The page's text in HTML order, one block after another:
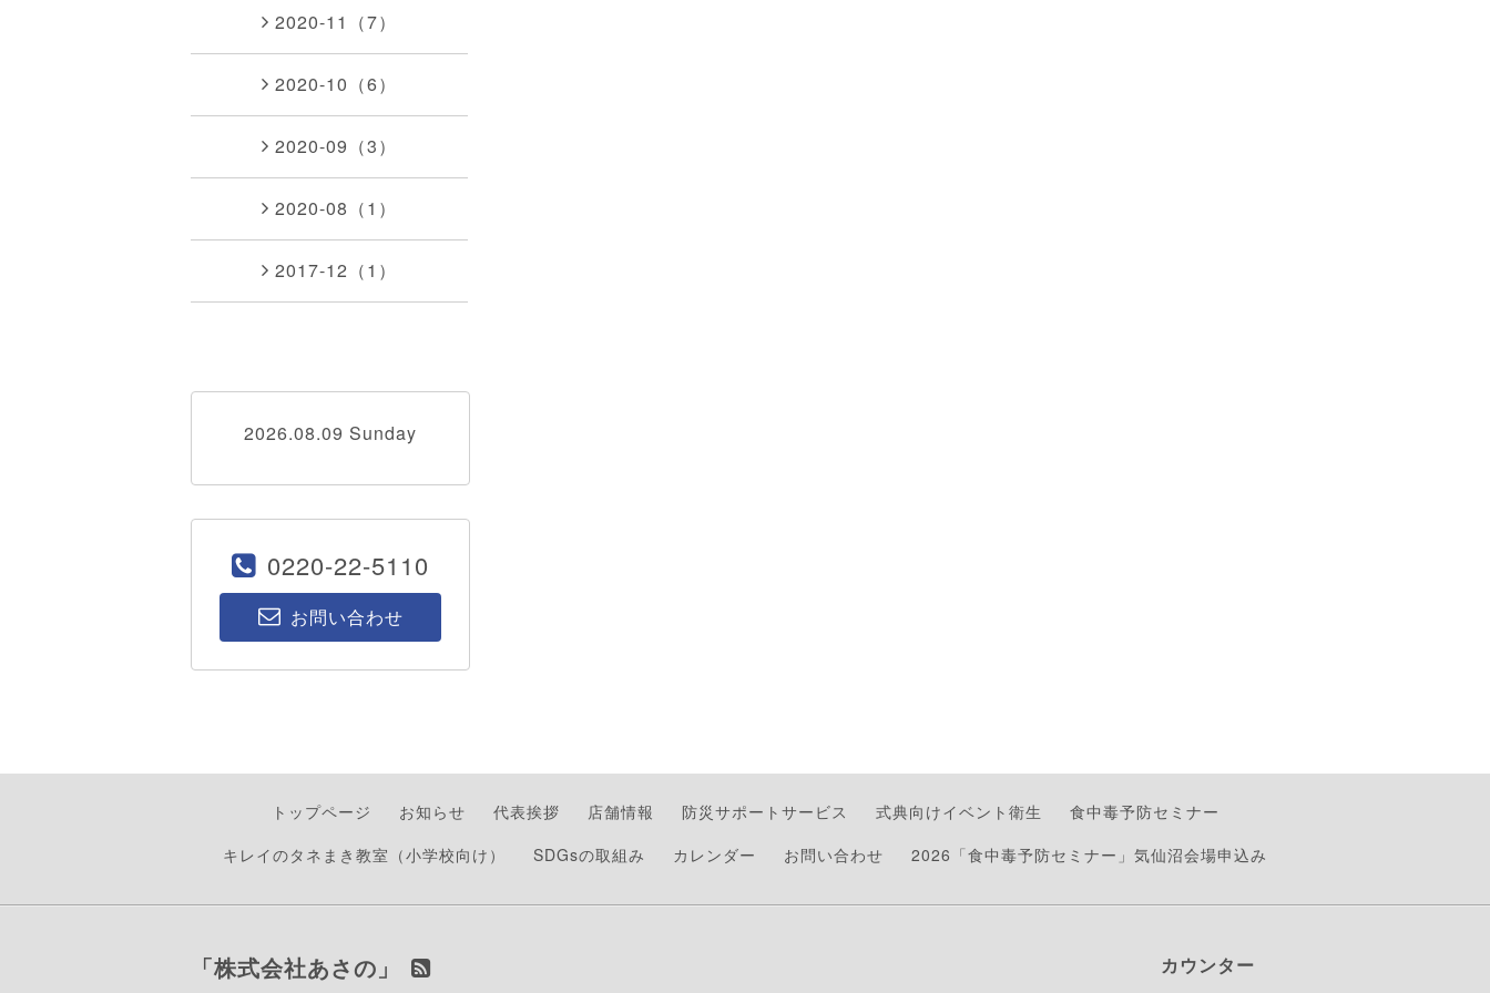
2020-11（7）
2020-10（6）
2020-09（3）
2020-08（1）
2017-12（1）
2026.08.09 Sunday
0220-22-5110
お問い合わせ
トップページ お知らせ 代表挨拶 店舗情報 防災サポートサービス 式典向けイベント衛生
食中毒予防セミナー
キレイのタネまき教室（小学校向け）
SDGsの取組み カレンダー お問い合わせ 2026「食中毒予防セミナー」気仙沼会場申込み
「株式会社あさの」
カウンター